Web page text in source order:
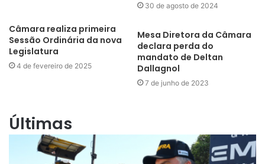
30 de agosto de 2024
Câmara realiza primeira
Sessão Ordinária da nova
Legislatura
4 de fevereiro de 2025
Mesa Diretora da Câmara
declara perda do
mandato de Deltan
Dallagnol
7 de junho de 2023
Últimas